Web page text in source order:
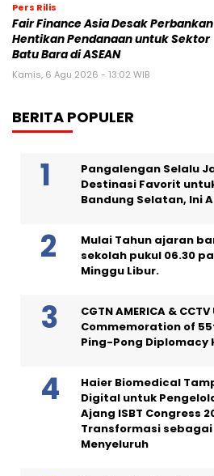
Pers Rilis
Fair Finance Asia Desak Perbankan
Hentikan Pendanaan untuk Sektor
Batu Bara di ASEAN
Kamis, 6 Agu 2026 - 13:02 WIB
BERITA POPULER
Pangalengan Selalu
Destinasi Favorit
Bandung Selatan, Ini
Mulai Tahun ajaran
sekolah pukul 06.30
Minggu Libur.
CGTN AMERICA & CCTV
Commemoration of
Ping-Pong Diplomacy
Haier Biomedical
Digital untuk
Ajang ISBT Congress
Transformasi
Menyeluruh